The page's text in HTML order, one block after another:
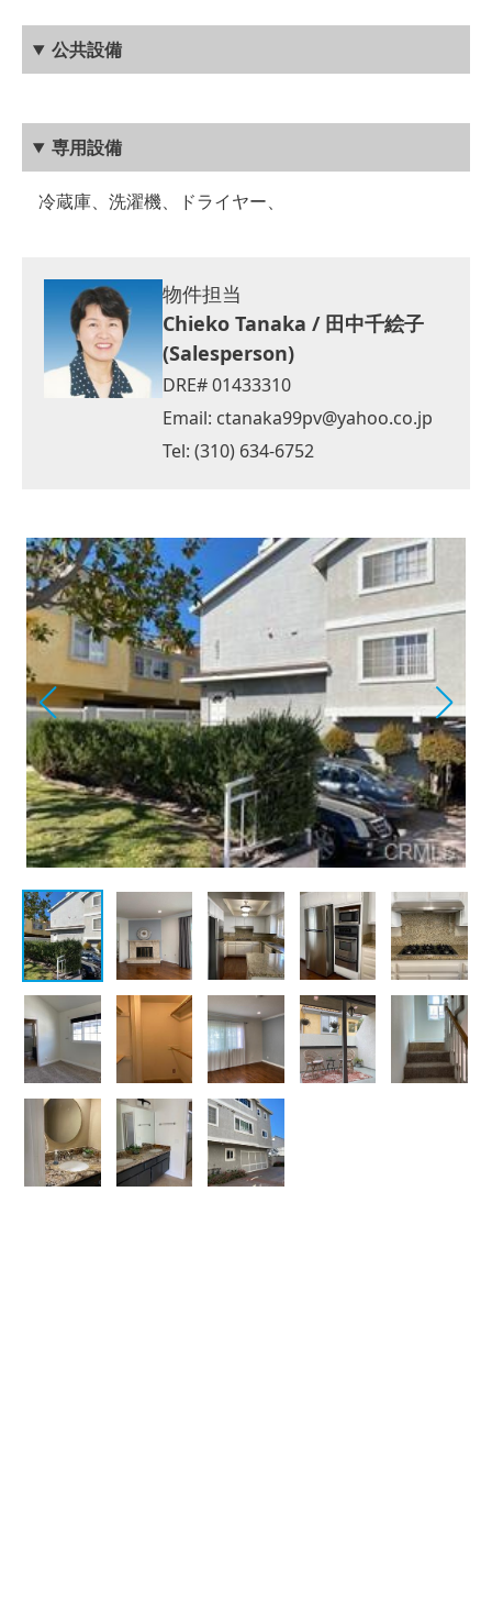
公共設備
専用設備
冷蔵庫、洗濯機、ドライヤー、
物件担当
Chieko Tanaka / 田中千絵子
(Salesperson)
DRE# 01433310
Email: ctanaka99pv@yahoo.co.jp
Tel: (310) 634-6752